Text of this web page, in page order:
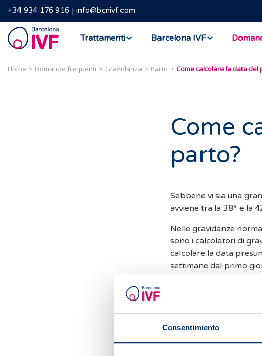
Consentimiento
+34 934 176 916 info@bcnivf.com
Barcelona
IVF
Trattamenti Barcelona IVF
Home Domande frequenti Gravidanza Parto
Come
parto?
Sebbene vi sia una
avviene tra la 38ª e la
Nelle gravidanze
sono i calcolatori di
calcolare la data
settimane dal primo
Nel caso di donne